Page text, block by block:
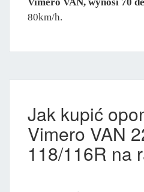
80km/h.
Jak kupić
Vimero VAN
118/116R na